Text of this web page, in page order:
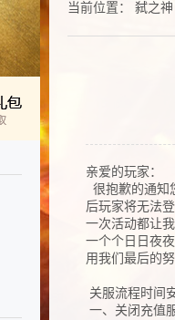
当前位置： 弑之神
亲爱的玩家：
很抱歉的通知
后玩家将无法
一次活动都让
一个个日日夜
用我们最后的
关服流程时间
一、关闭充值